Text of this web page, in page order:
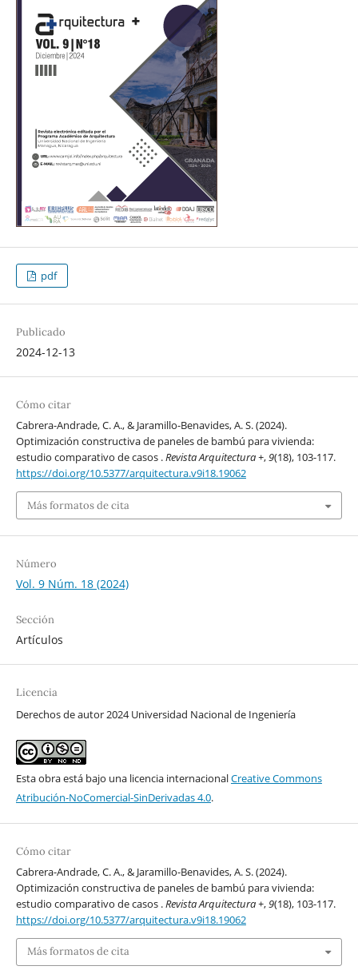
pdf
Publicado
2024-12-13
Cómo citar
Cabrera-Andrade, C. A., & Jaramillo-Benavides, A. S. (2024).
Optimización constructiva de paneles de bambú para vivienda:
estudio comparativo de casos .Revista Arquitectura +,9(18), 103-117.
https://doi.org/10.5377/arquitectura.v9i18.19062
Más formatos de cita
Número
Vol. 9 Núm. 18 (2024)
Sección
Artículos
Licencia
Derechos de autor 2024 Universidad Nacional de Ingeniería
Esta obra está bajo una licencia internacionalCreative Commons
Atribución-NoComercial-SinDerivadas 4.0.
Cómo citar
Cabrera-Andrade, C. A., & Jaramillo-Benavides, A. S. (2024).
Optimización constructiva de paneles de bambú para vivienda:
estudio comparativo de casos .Revista Arquitectura +,9(18), 103-117.
https://doi.org/10.5377/arquitectura.v9i18.19062
Más formatos de cita